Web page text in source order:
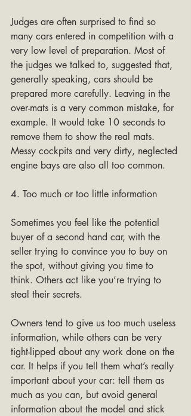
Judges are often surprised to find so
many cars entered in competition with a
very low level of preparation. Most of
the judges we talked to, suggested that,
generally speaking, cars should be
prepared more carefully. Leaving in the
over-mats is a very common mistake, for
example. It would take 10 seconds to
remove them to show the real mats.
Messy cockpits and very dirty, neglected
engine bays are also all too common.
4. Too much or too little information
Sometimes you feel like the potential
buyer of a second hand car, with the
seller trying to convince you to buy on
the spot, without giving you time to
think. Others act like you’re trying to
steal their secrets.
Owners tend to give us too much useless
information, while others can be very
tight-lipped about any work done on the
car. It helps if you tell them what’s really
important about your car: tell them as
much as you can, but avoid general
information about the model and stick